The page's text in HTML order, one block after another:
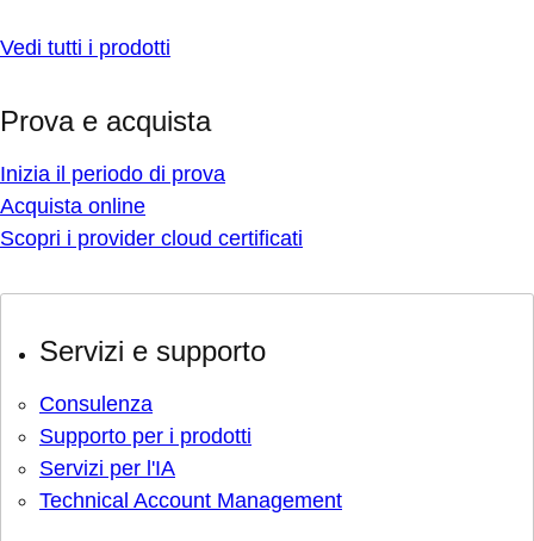
Vedi tutti i prodotti
Prova e acquista
Inizia il periodo di prova
Acquista online
Scopri i provider cloud certificati
Servizi e supporto
Consulenza
Supporto per i prodotti
Servizi per l'IA
Technical Account Management